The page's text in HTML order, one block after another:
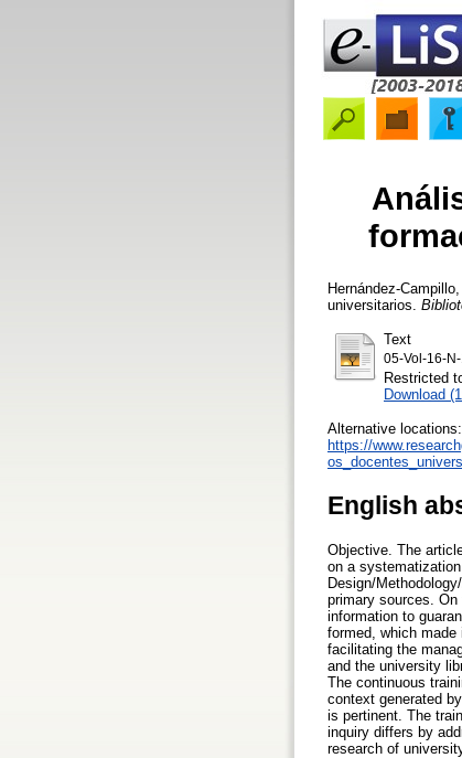
Hernández-
universitarios.
Text
05-Vol-16-
Restricted
Download
Alternative locations:
https://
English
Objective. The
on a
Design/
primary sources.
information to
formed, which
facilitating the
and the university
The continuous
context generated
is pertinent. The
inquiry differs by
research of